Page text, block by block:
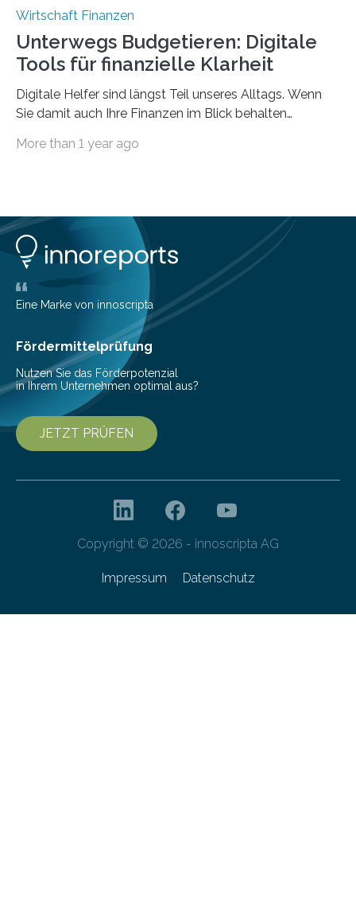
Wirtschaft Finanzen
Unterwegs Budgetieren: Digitale
Tools für finanzielle Klarheit
Digitale Helfer sind längst Teil unseres Alltags. Wenn
Sie damit auch Ihre Finanzen im Blick behalten
die genau das ermöglichen: Sie helfen Ihnen, Ausgaben
Lösungen interessieren. 1. Multibanking-Tools: Alle
Konten auf einen Blick Viele Banken bieten bereits in
ihrem Online-Banking eine Multibanking-Funktion an,
mit der sich Konten bei anderen Banken…
More than 1 year ago
Eine Marke von innoscripta
Fördermittelprüfung
Nutzen Sie das Förderpotenzial
in Ihrem Unternehmen optimal aus?
JETZT PRÜFEN
Copyright © 2026 - innoscripta AG
Impressum Datenschutz